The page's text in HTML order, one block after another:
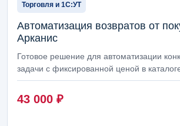
Торговля и 1С:УТ
Автоматизация возвратов от
Арканис
Готовое решение для автоматизации
задачи с фиксированной ценой в
43 000 ₽